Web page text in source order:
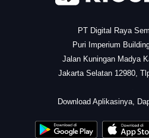
PT Digital Raya
Puri Imperium
Jalan Kuningan Madya
Jakarta Selatan 12980,
Download Aplikasinya,